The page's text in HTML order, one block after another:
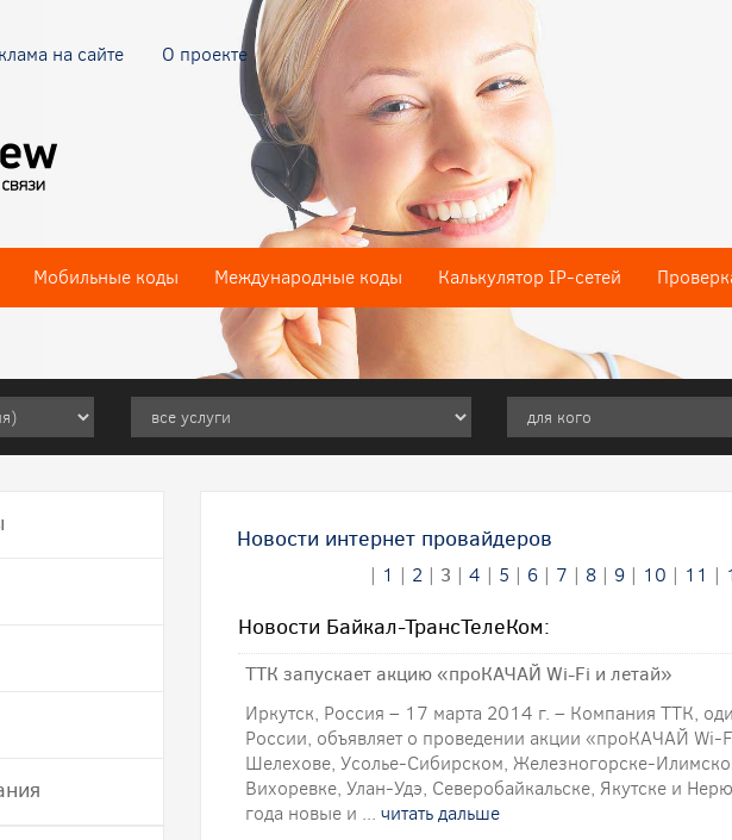
на сайте О проекте
Мобильные коды Международные коды Калькулятор IP-сетей
Новости интернет провайдеров
| 1 | 2| 3 | 4 | 5 | 6| 7 | 8| 9| 10 | 11 |
Новости Байкал-ТрансТелеКом:
ТТК запускает акцию «проКАЧАЙ Wi-Fi и летай»
Иркутск, Россия – 17 марта 2014 г. – Компания ТТК,
России, объявляет о проведении акции «проКАЧАЙ Wi-
Шелехове, Усолье-Сибирском, Железногорске-
Вихоревке, Улан-Удэ, Северобайкальске, Якутске и
года новые и ... читать дальше